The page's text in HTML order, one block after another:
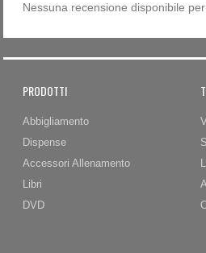
Nessuna recensione disponibile
PRODOTTI
Abbigliamento
Dispense
Accessori Allenamento
Libri
DVD